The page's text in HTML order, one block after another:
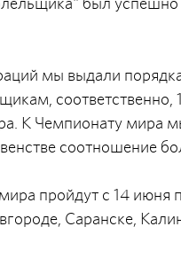
мы выдали
К Чемпионату мира
соотношение
пройдут с 14 июня
Саранске,